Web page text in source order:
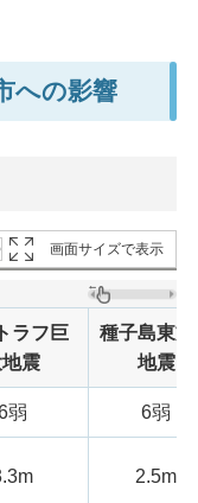
への影響
画面サイズで表示
ラフ巨
震
種子島東方
地震
弱 6弱
2.5m